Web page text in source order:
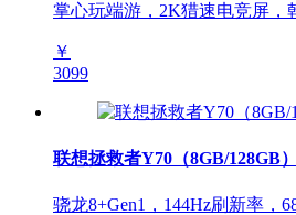
掌心玩端游，2K猎速电竞屏，
￥
3099
联想拯救者Y70（8GB/128GB）
骁龙8+Gen1，144Hz刷新率，